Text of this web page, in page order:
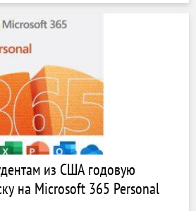
из США годовую
на Microsoft 365 Personal